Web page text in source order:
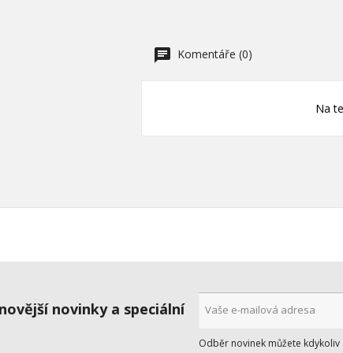
Komentáře (0)
Na
novinky a speciální
Odběr novinek můžete kdykoliv